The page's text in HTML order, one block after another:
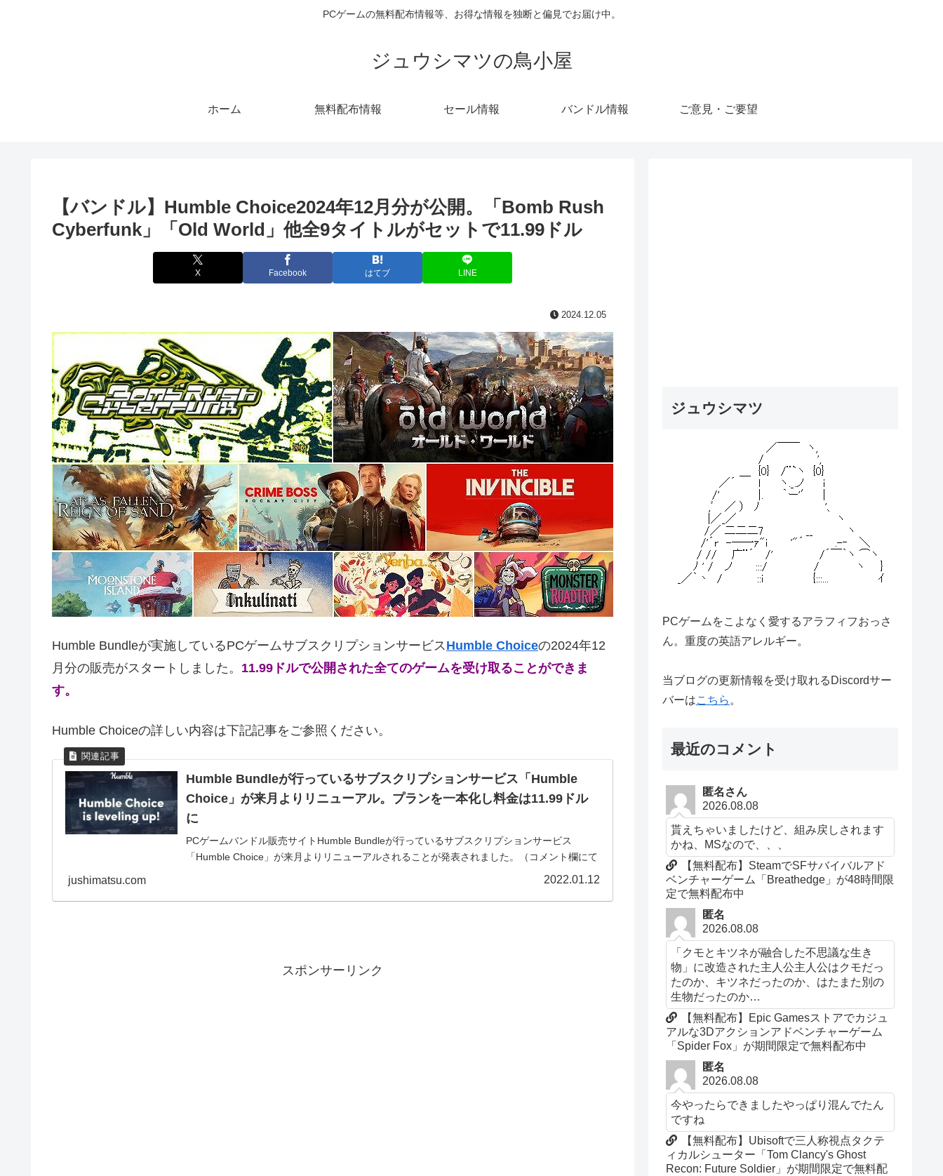
PCゲームの無料配布情報等、お得な情報を独断と偏見でお届け中。
ジュウシマツの鳥小屋
ホーム 無料配布情報 セール情報 バンドル情報 ご意見・ご要望
【バンドル】Humble Choice2024年12月分が公開。「Bomb Rush
Cyberfunk」「Old World」他全9タイトルがセットで11.99ドル
X Facebook はてブ LINE
2024.12.05
Humble Bundleが実施しているPCゲームサブスクリプションサービス Humble Choiceの2024年12
月分の販売がスタートしました。 11.99ドルで公開された全てのゲームを受け取ることができま
す。
Humble Choiceの詳しい内容は下記記事をご参照ください。
Humble Bundleが行っているサブスクリプションサービス「Humble
Choice」が来月よりリニューアル。プランを一本化し料金は11.99ドル
に
PCゲームバンドル販売サイトHumble Bundleが行っているサブスクリプションサービス
「Humble Choice」が来月よりリニューアルされることが発表されました。（コメント欄にて
jushimatsu.com 2022.01.12
スポンサーリンク
ジュウシマツ
PCゲームをこよなく愛するアラフィフおっさ
ん。重度の英語アレルギー。
当ブログの更新情報を受け取れるDiscordサー
バーはこちら 。
最近のコメント
匿名さん
2026.08.08
貰えちゃいましたけど、組み戻しされます
かね、MSなので、、、
【無料配布】SteamでSFサバイバルアド
ベンチャーゲーム「Breathedge」が48時間限
定で無料配布中
匿名
2026.08.08
「クモとキツネが融合した不思議な生き
物」に改造された主人公主人公はクモだっ
たのか、キツネだったのか、はたまた別の
生物だったのか…
【無料配布】Epic Gamesストアでカジュ
アルな3Dアクションアドベンチャーゲーム
「Spider Fox」が期間限定で無料配布中
匿名
2026.08.08
今やったらできましたやっぱり混んでたん
ですね
【無料配布】Ubisoftで三人称視点タクテ
ィカルシューター「Tom Clancy's Ghost
Recon: Future Soldier」が期間限定で無料配